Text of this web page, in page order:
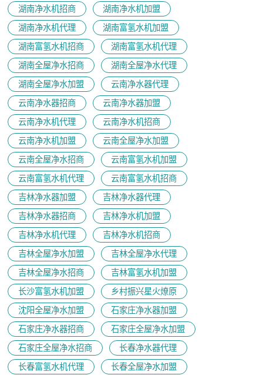
湖南净水机招商
湖南净水机加盟
湖南净水机代理
湖南富氢水机加盟
湖南富氢水机招商
湖南富氢水机代理
湖南全屋净水招商
湖南全屋净水代理
湖南全屋净水加盟
云南净水器代理
云南净水器招商
云南净水器加盟
云南净水机代理
云南净水机招商
云南净水机加盟
云南全屋净水加盟
云南全屋净水招商
云南富氢水机加盟
云南富氢水机代理
云南富氢水机招商
吉林净水器加盟
吉林净水器代理
吉林净水器招商
吉林净水机加盟
吉林净水机代理
吉林净水机招商
吉林全屋净水加盟
吉林全屋净水代理
吉林全屋净水招商
吉林富氢水机加盟
长沙富氢水机加盟
乡村振兴星火燎原
沈阳全屋净水加盟
石家庄净水器加盟
石家庄净水器招商
石家庄全屋净水加盟
石家庄全屋净水招商
长春净水器代理
长春富氢水机代理
长春全屋净水加盟